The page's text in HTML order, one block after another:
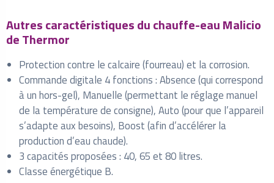
Autres caractéristiques du chauffe-eau Malicio
de Thermor
Protection contre le calcaire (fourreau) et la corrosion.
Commande digitale 4 fonctions : Absence (qui correspond
à un hors-gel), Manuelle (permettant le réglage manuel
de la température de consigne), Auto (pour que l’appareil
s’adapte aux besoins), Boost (afin d’accélérer la
production d’eau chaude).
3 capacités proposées : 40, 65 et 80 litres.
Classe énergétique B.